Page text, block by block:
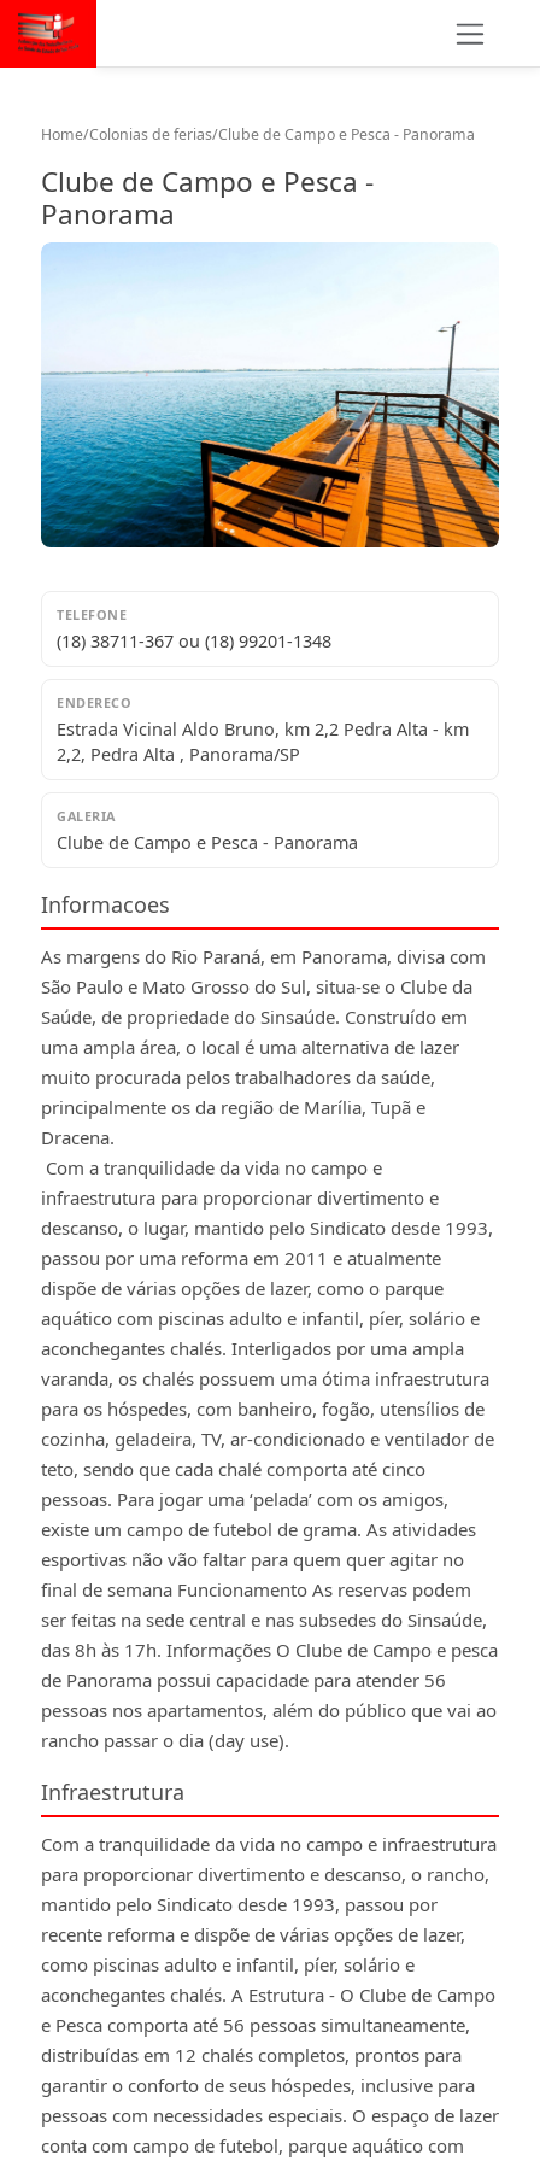
Home/Colonias de ferias/Clube de Campo e Pesca - Panorama
Clube de Campo e Pesca -
Panorama
TELEFONE
(18) 38711-367 ou (18) 99201-1348
ENDERECO
Estrada Vicinal Aldo Bruno, km 2,2 Pedra Alta - km
2,2, Pedra Alta , Panorama/SP
GALERIA
Clube de Campo e Pesca - Panorama
Informacoes
As margens do Rio Paraná, em Panorama, divisa com
São Paulo e Mato Grosso do Sul, situa-se o Clube da
Saúde, de propriedade do Sinsaúde. Construído em
uma ampla área, o local é uma alternativa de lazer
muito procurada pelos trabalhadores da saúde,
principalmente os da região de Marília, Tupã e
Dracena.
Com a tranquilidade da vida no campo e
infraestrutura para proporcionar divertimento e
descanso, o lugar, mantido pelo Sindicato desde 1993,
passou por uma reforma em 2011 e atualmente
dispõe de várias opções de lazer, como o parque
aquático com piscinas adulto e infantil, píer, solário e
aconchegantes chalés. Interligados por uma ampla
varanda, os chalés possuem uma ótima infraestrutura
para os hóspedes, com banheiro, fogão, utensílios de
cozinha, geladeira, TV, ar-condicionado e ventilador de
teto, sendo que cada chalé comporta até cinco
pessoas. Para jogar uma ‘pelada’ com os amigos,
existe um campo de futebol de grama. As atividades
esportivas não vão faltar para quem quer agitar no
final de semana Funcionamento As reservas podem
ser feitas na sede central e nas subsedes do Sinsaúde,
das 8h às 17h. Informações O Clube de Campo e pesca
de Panorama possui capacidade para atender 56
pessoas nos apartamentos, além do público que vai ao
rancho passar o dia (day use).
Infraestrutura
Com a tranquilidade da vida no campo e infraestrutura
para proporcionar divertimento e descanso, o rancho,
mantido pelo Sindicato desde 1993, passou por
recente reforma e dispõe de várias opções de lazer,
como piscinas adulto e infantil, píer, solário e
aconchegantes chalés. A Estrutura - O Clube de Campo
e Pesca comporta até 56 pessoas simultaneamente,
distribuídas em 12 chalés completos, prontos para
garantir o conforto de seus hóspedes, inclusive para
pessoas com necessidades especiais. O espaço de lazer
conta com campo de futebol, parque aquático com